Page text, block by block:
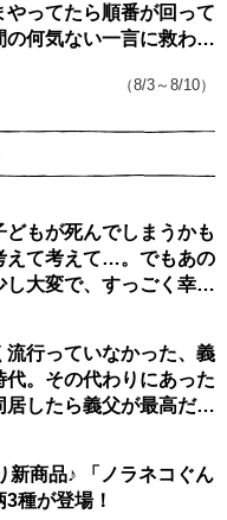
やってたら順番が回って
の何気ない一言に救われ
（8/3～8/10）
もが死んでしまうかも
えて考えて…。でもあの
し大変で、すっごく幸せ
流行っていなかった、義
。その代わりにあった
居したら義父が最高だっ
商品♪ 「ノラネコぐん
種が登場！